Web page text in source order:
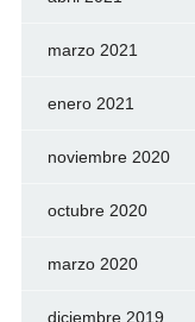
marzo 2021
enero 2021
noviembre 2020
octubre 2020
marzo 2020
diciembre 2019